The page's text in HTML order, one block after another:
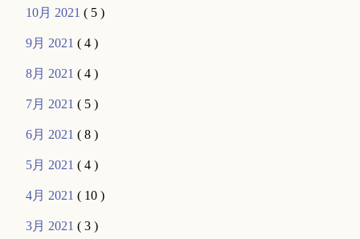
10月 2021( 5 )
9月 2021( 4 )
8月 2021( 4 )
7月 2021( 5 )
6月 2021( 8 )
5月 2021( 4 )
4月 2021( 10 )
3月 2021( 3 )